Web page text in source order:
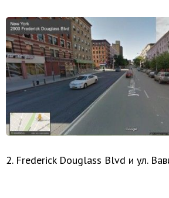
2. Frederick Douglass Blvd и ул.